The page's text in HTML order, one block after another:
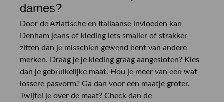
dames?
Door de Aziatische en Italiaanse invloeden kan
Denham jeans of kleding iets smaller of strakker
zitten dan je misschien gewend bent van andere
merken. Draag je je kleding graag aangesloten? Kies
dan je gebruikelijke maat. Hou je meer van een wat
lossere pasvorm? Ga dan voor een maatje groter.
Twijfel je over de maat? Check dan de